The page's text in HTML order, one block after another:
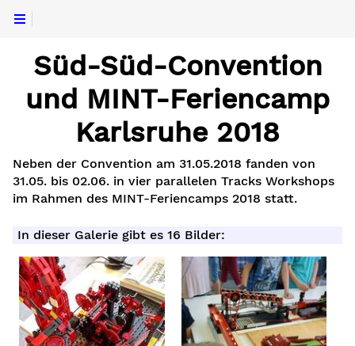
Süd-Süd-Convention
und MINT-Feriencamp
Karlsruhe 2018
Neben der Convention am 31.05.2018 fanden von
31.05. bis 02.06. in vier parallelen Tracks Workshops
im Rahmen des MINT-Feriencamps 2018 statt.
In dieser Galerie gibt es 16 Bilder: